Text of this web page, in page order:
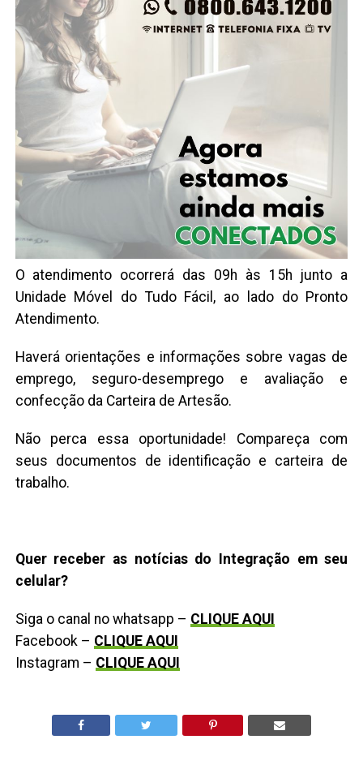
O atendimento ocorrerá das 09h às 15h junto a
Unidade Móvel do Tudo Fácil, ao lado do Pronto
Atendimento.
Haverá orientações e informações sobre vagas de
emprego, seguro-desemprego e avaliação e
confecção da Carteira de Artesão.
Não perca essa oportunidade! Compareça com
seus documentos de identificação e carteira de
trabalho.
Quer receber as notícias do Integração em seu
celular?
Siga o canal no whatsapp – CLIQUE AQUI
Facebook – CLIQUE AQUI
Instagram – CLIQUE AQUI